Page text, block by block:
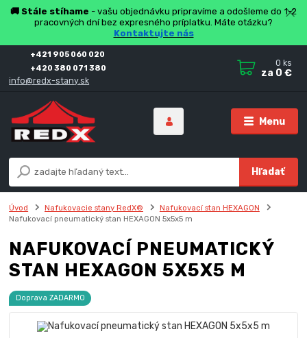
🚚 Stále stíhame - vašu objednávku pripravíme a odošleme do 1-2
pracovných dní bez expresného príplatku. Máte otázku?
Kontaktujte nás
Menu
Hľadať
+421 905 060 020
+420 380 071 380
info@redx-stany.sk
0 ks
za 0 €
Úvod Nafukovacie stany RedX®
Nafukovací stan HEXAGON
Nafukovací pneumatický stan HEXAGON 5x5x5 m
NAFUKOVACÍ PNEUMATICKÝ
STAN HEXAGON 5X5X5 M
Doprava ZADARMO